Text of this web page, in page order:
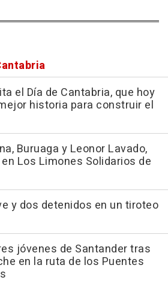
el Día de Cantabria, que hoy
historia para construir el
Buruaga y Leonor Lavado,
Los Limones Solidarios de
y dos detenidos en un tiroteo
jóvenes de Santander tras
en la ruta de los Puentes